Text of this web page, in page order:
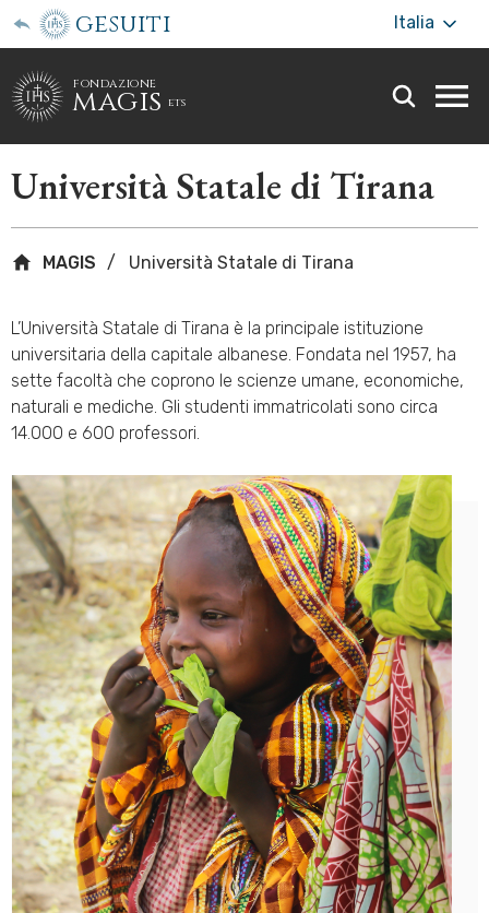
gesuiti Italia
fondazione
magis ets
Università Statale di Tirana
MAGIS Università Statale di Tirana
L’Università Statale di Tirana è la principale istituzione
universitaria della capitale albanese. Fondata nel 1957, ha
sette facoltà che coprono le scienze umane, economiche,
naturali e mediche. Gli studenti immatricolati sono circa
14.000 e 600 professori.